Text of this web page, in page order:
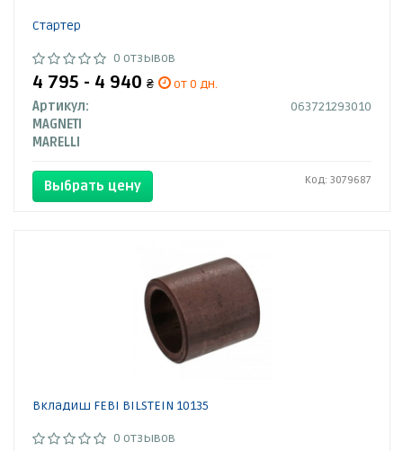
Стартер
0 отзывов
4 795 - 4 940 ₴
от 0 дн.
Артикул:
063721293010
MAGNETI
MARELLI
Выбрать цену Код: 3079687
Вкладиш FEBI BILSTEIN 10135
0 отзывов